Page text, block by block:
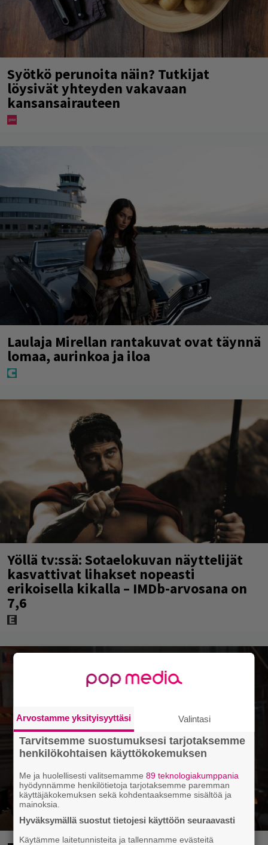
Syötkö perunoita näin? Tutkijat
löysivät yhteyden vakavaan
kansansairauteen
Laulaja Mirellan rantakuvat ovat täynnä
lomaa, aurinkoa ja iloa
Yöllä tv:ssä: Sotaelokuvan näyttelijät
kasvattivat lihakset nopeasti
erikoisella kikalla – IMDb-arvosana on
7,6
Arvostamme yksityisyyttäsi Valintasi
Tarvitsemme suostumuksesi tarjotaksemme
henkilökohtaisen käyttökokemuksen
Me ja huolellisesti valitsemamme89 teknologiakumppania
hyödynnämme henkilötietoja tarjotaksemme paremman
käyttäjäkokemuksen sekä kohdentaaksemme sisältöä ja
mainoksia.
Hyväksymällä suostut tietojesi käyttöön seuraavasti
Käytämme laitetunnisteita ja tallennamme evästeitä